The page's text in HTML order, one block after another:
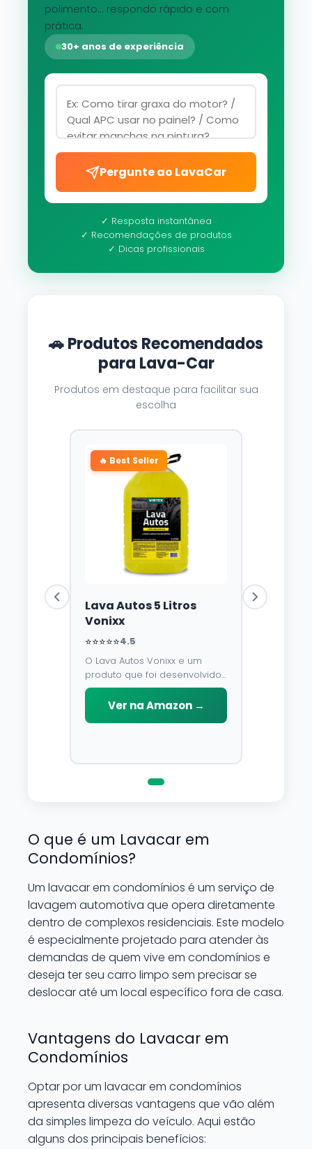
polimento... respondo rápido e com
prática.
30+ anos de experiência
Pergunte ao LavaCar
✓ Resposta instantânea
✓ Recomendações de produtos
✓ Dicas profissionais
🚗 Produtos Recomendados
para Lava-Car
Produtos em destaque para facilitar sua
escolha
🔥 Best Seller
Lava Autos 5 Litros
Vonixx
⭐⭐⭐⭐⭐4.5
O Lava Autos Vonixx e um
produto que foi desenvolvido
para limpar, proteger e
conservar a lataria do veiculo.
Por possuir pH neutro, pode
Ver na Amazon →
O que é um Lavacar em
Condomínios?
Um lavacar em condomínios é um serviço de
lavagem automotiva que opera diretamente
dentro de complexos residenciais. Este modelo
é especialmente projetado para atender às
demandas de quem vive em condomínios e
deseja ter seu carro limpo sem precisar se
deslocar até um local específico fora de casa.
Vantagens do Lavacar em
Condomínios
Optar por um lavacar em condomínios
apresenta diversas vantagens que vão além
da simples limpeza do veículo. Aqui estão
alguns dos principais benefícios: